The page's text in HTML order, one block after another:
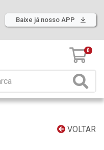
Baixe já nosso APP
0
VOLTAR